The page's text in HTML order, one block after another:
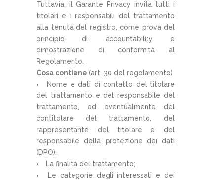
Tuttavia, il Garante Privacy invita tutti i
titolari e i responsabili del trattamento
alla tenuta del registro, come prova del
principio di accountability e
dimostrazione di conformità al
Regolamento.
Cosa contiene (art. 30 del regolamento)
Nome e dati di contatto del titolare
del trattamento e del responsabile del
trattamento, ed eventualmente del
contitolare del trattamento, del
rappresentante del titolare e del
responsabile della protezione dei dati
(DPO);
La finalità del trattamento;
Le categorie degli interessati e dei